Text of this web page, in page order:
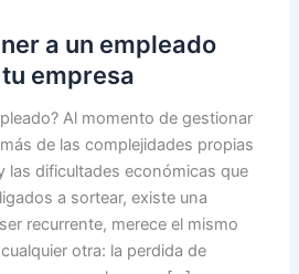
a un empleado
empresa
Al momento de gestionar
de las complejidades propias
las dificultades económicas que
a sortear, existe una
recurrente, merece el mismo
otra: la perdida de